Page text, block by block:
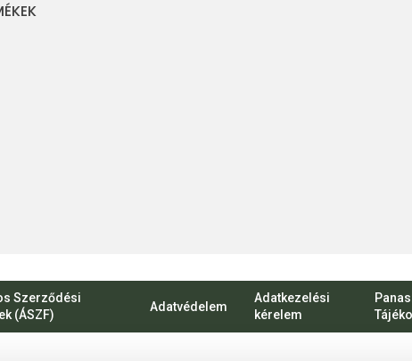
Szerződési
(ÁSZF)
Adatvédelem
Adatkezelési
kérelem